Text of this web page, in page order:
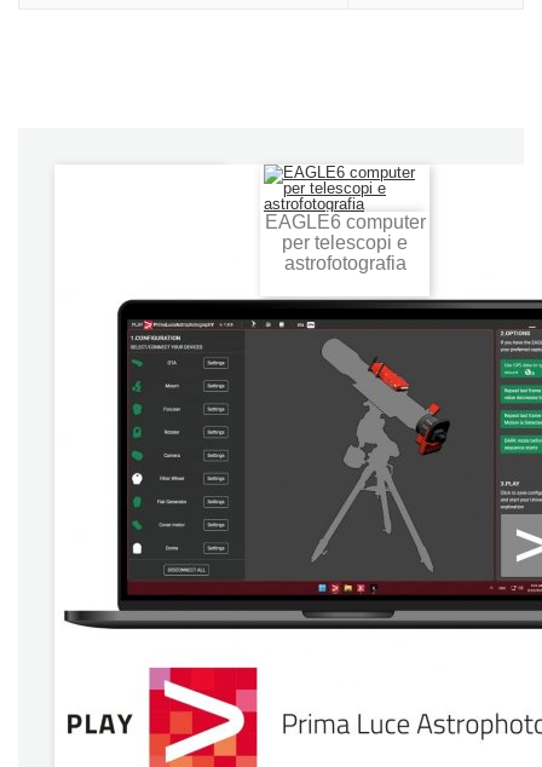
EAGLE6 computer
per telescopi e
astrofotografia
Aggiungi al carrello